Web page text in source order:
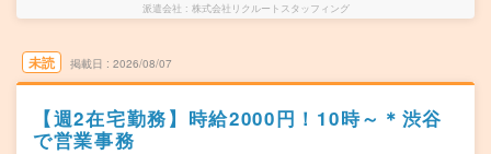
派遣会社 株式会社リクルートスタッフィング
未読 掲載日 2026/08/07
【週2在宅勤務】時給2000円！10時～＊渋谷
で営業事務